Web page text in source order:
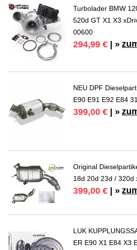
Turbolader BMW
520d GT X1 X3
00600
294,99 € | »
NEU DPF
E90 E91 E92 E84
399,00 € | »
Original
18d 20d 23d / 320d
399,00 € | »
LUK
ER E90 X1 E84 X3